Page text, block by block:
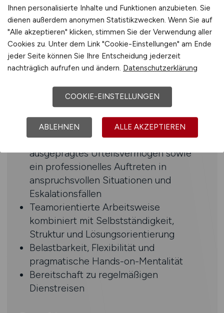
(Professional-Level von Vorteil)
Fundierte Erfahrung in der fachlichen
Führung sowie in der Steuerung von
Projekten
Sehr gute analytische Fähigkeiten zur
Bewertung und Optimierung komplexer
IT-Prozesse
Souverän im Umgang mit
heterogenen Systemlandschaften
Hohe konzeptionelle Stärke,
ausgeprägtes Urteilsvermögen sowie
ein professionelles Auftreten in
anspruchsvollen Situationen und
Eskalationsfällen
Teamorientierte Arbeitsweise
kombiniert mit Selbstständigkeit,
Struktur und Lösungsorientierung
Belastbarkeit, Flexibilität und
pragmatische Hands-on-Mentalität
Bereitschaft zu regelmäßigen
Dienstreisen
Ihnen personalisierte Inhalte und Funktionen anzubieten. Sie
dienen außerdem anonymen Statistikzwecken. Wenn Sie auf
"Alle akzeptieren" klicken, stimmen Sie der Verwendung aller
Cookies zu. Unter dem Link "Cookie-Einstellungen" am Ende
jeder Seite können Sie Ihre Entscheidung jederzeit
nachträglich aufrufen und ändern. Datenschutzerklärung
COOKIE-EINSTELLUNGEN
ABLEHNEN ALLE AKZEPTIEREN